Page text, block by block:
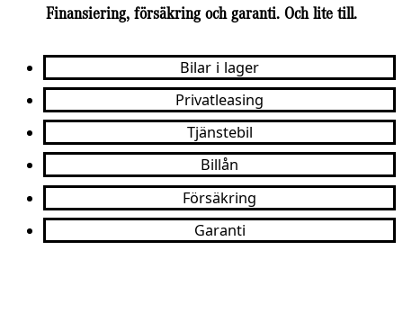
Finansiering, försäkring och garanti.Och lite till.
Bilar i lager
Privatleasing
Tjänstebil
Billån
Försäkring
Garanti